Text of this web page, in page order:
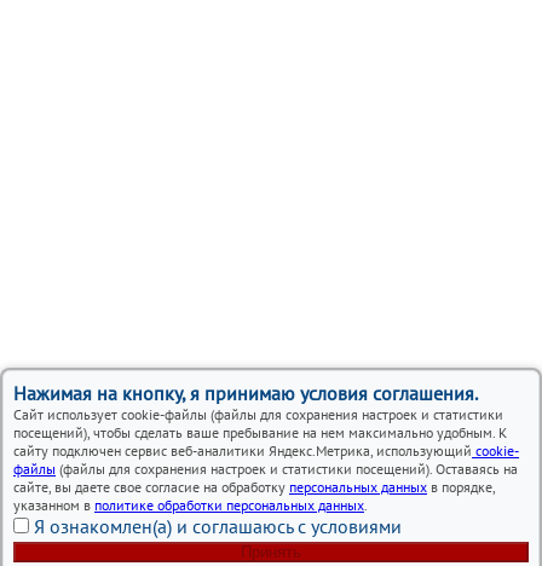
Нажимая на кнопку, я принимаю условия соглашения.
Сайт использует cookie-файлы (файлы для сохранения настроек и статистики
посещений), чтобы сделать ваше пребывание на нем максимально удобным. К
сайту подключен сервис веб-аналитики Яндекс.Метрика, использующий cookie-
файлы (файлы для сохранения настроек и статистики посещений). Оставаясь на
сайте, вы даете свое согласие на обработку персональных данных в порядке,
указанном в политике обработки персональных данных.
Я ознакомлен(а) и соглашаюсь с условиями
Принять